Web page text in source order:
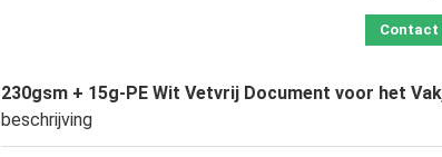
Contact
230gsm + 15g-PE Wit Vetvrij Document voor het
beschrijving